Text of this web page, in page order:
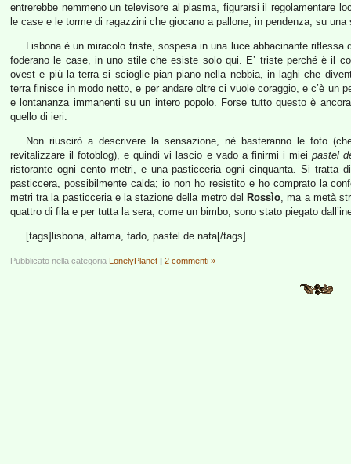
entrerebbe nemmeno un televisore al plasma, figurarsi il regolamentare
le case e le torme di ragazzini che giocano a pallone, in pendenza, su
Lisbona è un miracolo triste, sospesa in una luce abbacinante
foderano le case, in uno stile che esiste solo qui. E’ triste perché è il
ovest e più la terra si scioglie pian piano nella nebbia, in laghi che
terra finisce in modo netto, e per andare oltre ci vuole coraggio, e c’è un
e lontananza immanenti su un intero popolo. Forse tutto questo è
quello di ieri.
Non riuscirò a descrivere la sensazione, nè basteranno le foto
revitalizzare il fotoblog), e quindi vi lascio e vado a finirmi i miei pastel
ristorante ogni cento metri, e una pasticceria ogni cinquanta. Si tratta
pasticcera, possibilmente calda; io non ho resistito e ho comprato la
metri tra la pasticceria e la stazione della metro del Rossìo, ma a metà
quattro di fila e per tutta la sera, come un bimbo, sono stato piegato
[tags]lisbona, alfama, fado, pastel de nata[/tags]
Pubblicato nella categoria LonelyPlanet | 2 commenti »